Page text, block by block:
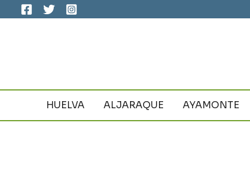
al
HUELVA ALJARAQUE AYAMONTE